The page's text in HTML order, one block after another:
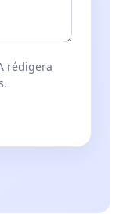
rédigera